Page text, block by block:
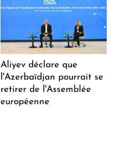
Aliyev déclare que
l'Azerbaïdjan pourrait se
retirer de l'Assemblée
européenne